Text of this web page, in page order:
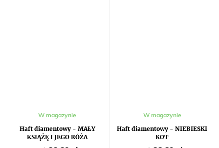
Haft diamentowy - MAŁY
KSIĄŻĘ I JEGO RÓŻA
Średnia
ocena
produktu
wynosi
5,0
W magazynie
Haft diamentowy - NIEBIESKI
KOT
W magazynie